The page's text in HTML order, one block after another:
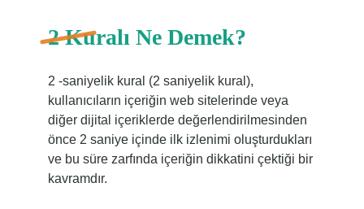
2 Kuralı Ne Demek?
2 -saniyelik kural (2 saniyelik kural),
kullanıcıların içeriğin web sitelerinde veya
diğer dijital içeriklerde değerlendirilmesinden
önce 2 saniye içinde ilk izlenimi oluşturdukları
ve bu süre zarfında içeriğin dikkatini çektiği bir
kavramdır.